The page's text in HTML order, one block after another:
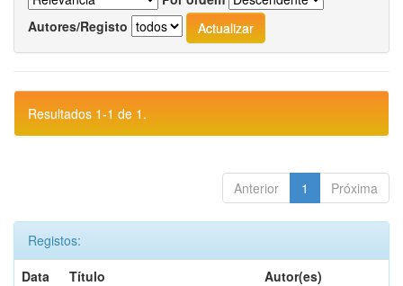
Autores/Registo
Resultados 1-1 de 1.
Anterior 1 Próxima
Registos:
Data
Título
Autor(es)